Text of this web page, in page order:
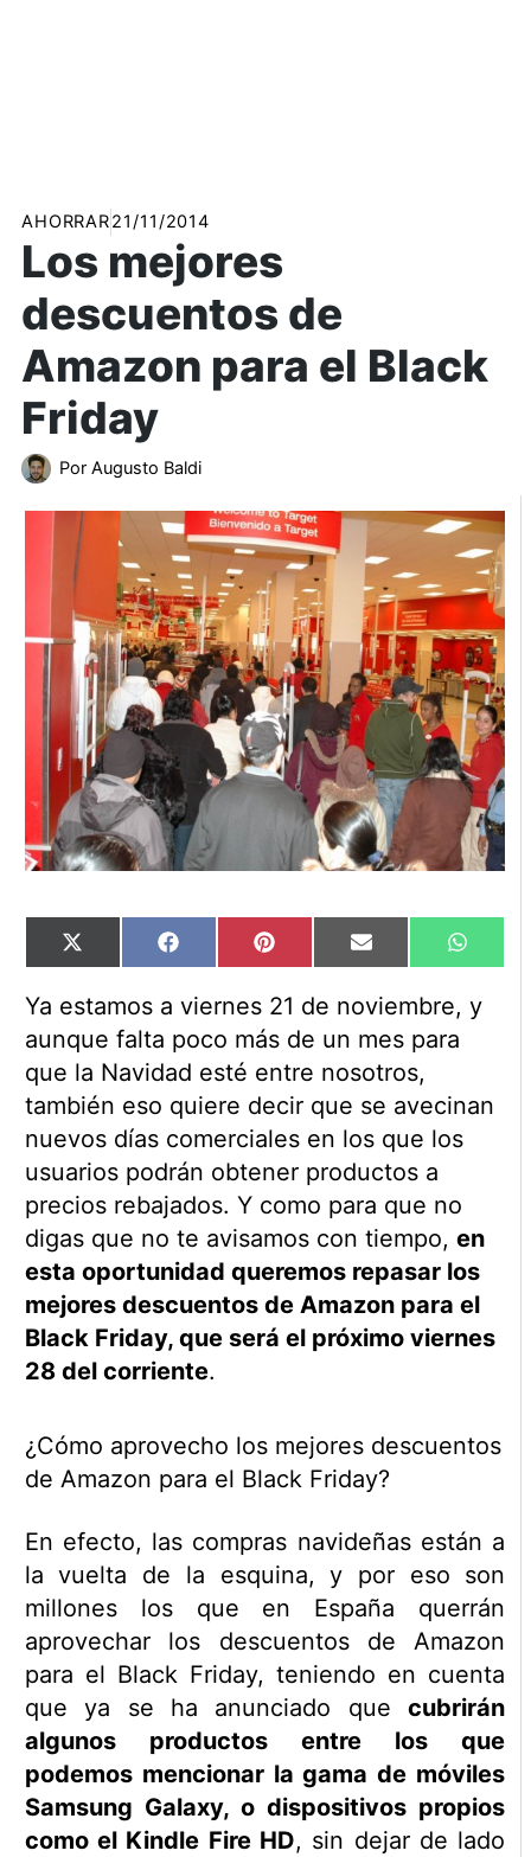
AHORRAR21/11/2014
Los mejores
descuentos de
Amazon para el Black
Friday
Por Augusto Baldi
Compartir
en
X
(Twitter)
Compartir
en
Facebook Compartir
en
Pinterest Compartir
en
Email
en
Ya estamos a viernes 21 de noviembre, y
aunque falta poco más de un mes para
que la Navidad esté entre nosotros,
también eso quiere decir que se avecinan
nuevos días comerciales en los que los
usuarios podrán obtener productos a
precios rebajados. Y como para que no
digas que no te avisamos con tiempo, en
esta oportunidad queremos repasar los
mejores descuentos de Amazon para el
Black Friday, que será el próximo viernes
28 del corriente.
¿Cómo aprovecho los mejores descuentos
de Amazon para el Black Friday?
En efecto, las compras navideñas están a
la vuelta de la esquina, y por eso son
millones los que en España querrán
aprovechar los descuentos de Amazon
para el Black Friday, teniendo en cuenta
que ya se ha anunciado quecubrirán
algunos productos entre los que
podemos mencionar la gama de móviles
Samsung Galaxy, o dispositivos propios
como el Kindle Fire HD, sin dejar de lado